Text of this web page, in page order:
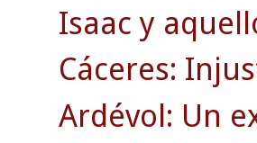
Isaac y
Cáceres:
Ardévol: Un